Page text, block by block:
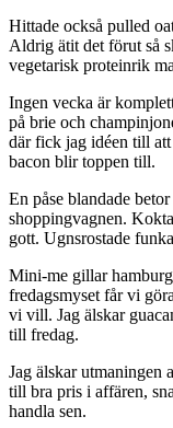
Hittade också pulled
Aldrig ätit det förut så
vegetarisk proteinrik
Ingen vecka är
på brie och
där fick jag idéen till att
bacon blir toppen till.
En påse blandade
shoppingvagnen.
gott. Ugnsrostade
Mini-me gillar
fredagsmyset får vi
vi vill. Jag älskar
till fredag.
Jag älskar utmaningen
till bra pris i affären,
handla sen.